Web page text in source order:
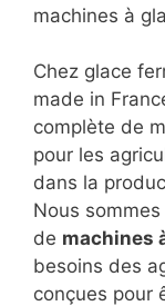
machines à
Chez glace
made in
complète de
pour les
dans la
Nous
de machines
besoins des
conçues pour